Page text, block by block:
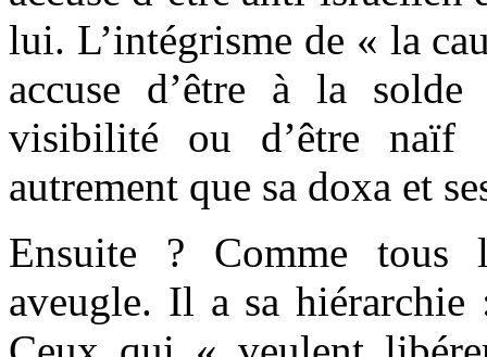
lui. L’intégrisme de « la
accuse d’être à la
visibilité ou d’être naïf
autrement que sa doxa et
Ensuite ? Comme tous
aveugle. Il a sa hiérarchie